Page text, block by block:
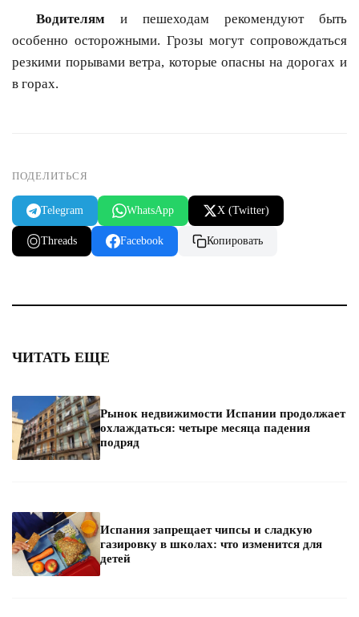
Водителям и пешеходам рекомендуют быть
особенно осторожными. Грозы могут сопровождаться
резкими порывами ветра, которые опасны на дорогах и
в горах.
ПОДЕЛИТЬСЯ
Telegram WhatsApp X (Twitter)
Threads Facebook Копировать
ЧИТАТЬ ЕЩЕ
Рынок недвижимости Испании продолжает
охлаждаться: четыре месяца падения
подряд
Испания запрещает чипсы и сладкую
газировку в школах: что изменится для
детей